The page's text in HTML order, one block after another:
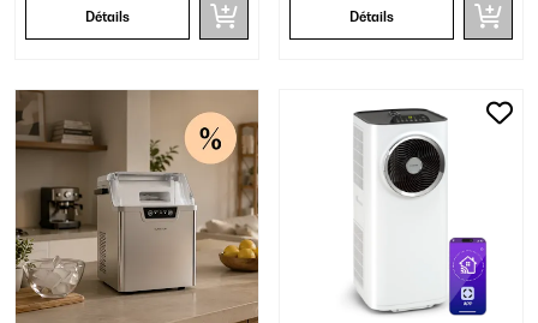
Détails Détails